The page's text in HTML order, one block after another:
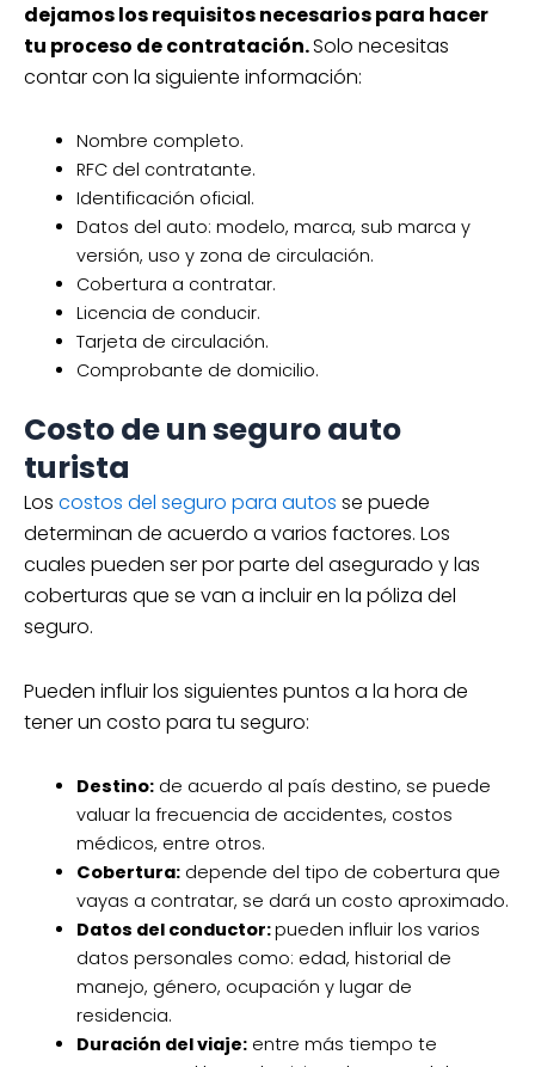
dejamos los requisitos necesarios para hacer
tu proceso de contratación.Solo necesitas
contar con la siguiente información:
Nombre completo.
RFC del contratante.
Identificación oficial.
Datos del auto: modelo, marca, sub marca y
versión, uso y zona de circulación.
Cobertura a contratar.
Licencia de conducir.
Tarjeta de circulación.
Comprobante de domicilio.
Costo de un seguro auto
turista
Los costos del seguro para autos se puede
determinan de acuerdo a varios factores. Los
cuales pueden ser por parte del asegurado y las
coberturas que se van a incluir en la póliza del
seguro.
Pueden influir los siguientes puntos a la hora de
tener un costo para tu seguro:
Destino:de acuerdo al país destino, se puede
valuar la frecuencia de accidentes, costos
médicos, entre otros.
Cobertura:depende del tipo de cobertura que
vayas a contratar, se dará un costo aproximado.
Datos del conductor:pueden influir los varios
datos personales como: edad, historial de
manejo, género, ocupación y lugar de
residencia.
Duración del viaje:entre más tiempo te